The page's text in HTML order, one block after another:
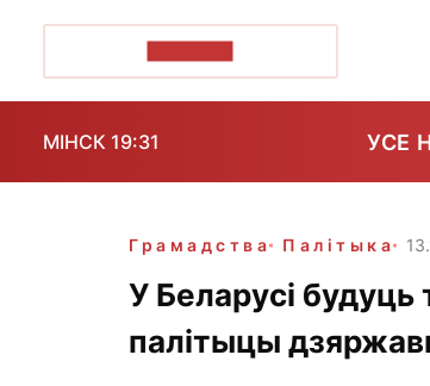
МІНСК 19:31 УСЕ
Грамадства Палітыка
У Беларусі будуць
палітыцы